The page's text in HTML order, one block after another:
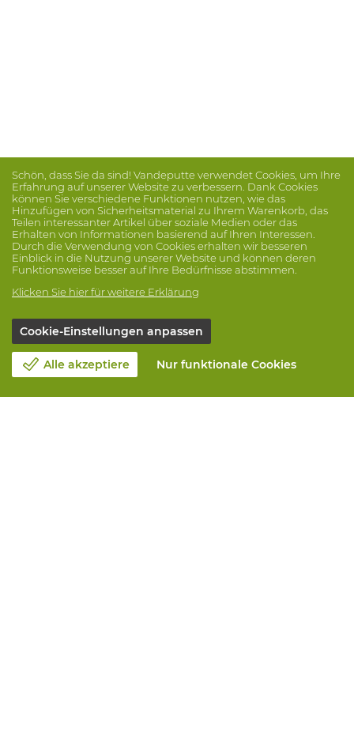
Schön, dass Sie da sind! Vandeputte verwendet Cookies, um Ihre
Erfahrung auf unserer Website zu verbessern. Dank Cookies
können Sie verschiedene Funktionen nutzen, wie das
Hinzufügen von Sicherheitsmaterial zu Ihrem Warenkorb, das
Teilen interessanter Artikel über soziale Medien oder das
Erhalten von Informationen basierend auf Ihren Interessen.
Durch die Verwendung von Cookies erhalten wir besseren
Einblick in die Nutzung unserer Website und können deren
Funktionsweise besser auf Ihre Bedürfnisse abstimmen.
Klicken Sie hier für weitere Erklärung
Cookie-Einstellungen anpassen
Alle akzeptiere Nur funktionale Cookies